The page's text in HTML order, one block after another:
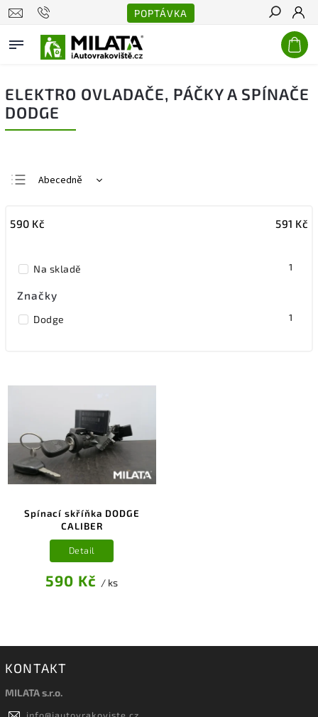
POPTÁVKA
Hledat
ELEKTRO OVLADAČE, PÁČKY A SPÍNAČE
DODGE
Abecedně
Nejdražší
590 Kč 591 Kč
Na skladě 1
Značky
Dodge 1
Spínací skříňka DODGE
CALIBER
590 Kč / ks
Detail
KONTAKT
MILATA s.r.o.